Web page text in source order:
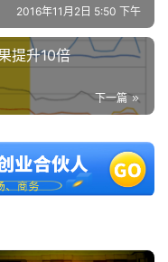
2016年11月2日 5:50 下午
提升10倍
下一篇